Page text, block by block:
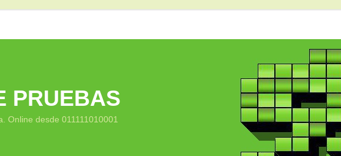
PRUEBAS
Online desde 011111010001